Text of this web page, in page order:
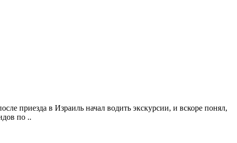
приезда в Израиль начал водить экскурсии, и вскоре понял,
по ..